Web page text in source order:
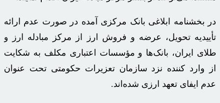
در بخشنامه ابلاغی بانک مرکزی آمده در صورت عدم ارائه
تأییدیه تحویل، عرضه و فروش ارز از مرکز مبادله ارز و
طلای ایران، بانک‌ها و مؤسسات اعتباری مکلف به شکایت
از وارد کننده نزد سازمان تعزیرات حکومتی تحت عنوان
عدم ایفای تعهد ارزی شده‌اند.